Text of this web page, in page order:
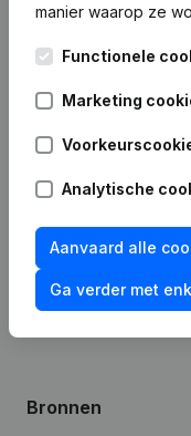
Zoek je
bedrijf?
Raadpleeg de
Kies voor snelle
Probeer gratis
7 dagen gratis
Bronnen
manier waarop ze
Functionele
Marketing
Analytische
Aanvaard alle
Ga verder met